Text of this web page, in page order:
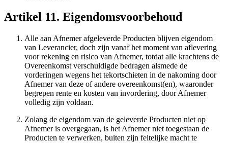
Artikel 11. Eigendomsvoorbehoud
Alle aan Afnemer afgeleverde Producten blijven eigendom
van Leverancier, doch zijn vanaf het moment van aflevering
voor rekening en risico van Afnemer, totdat alle krachtens de
Overeenkomst verschuldigde bedragen alsmede de
vorderingen wegens het tekortschieten in de nakoming door
Afnemer van deze of andere overeenkomst(en), waaronder
begrepen rente en kosten van invordering, door Afnemer
volledig zijn voldaan.
Zolang de eigendom van de geleverde Producten niet op
Afnemer is overgegaan, is het Afnemer niet toegestaan de
Producten te verwerken, buiten zijn feitelijke macht te